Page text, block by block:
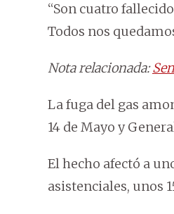
“Son cuatro
Todos nos
Nota relacionada:
La fuga del gas
14 de Mayo y
El hecho afectó a
asistenciales, unos